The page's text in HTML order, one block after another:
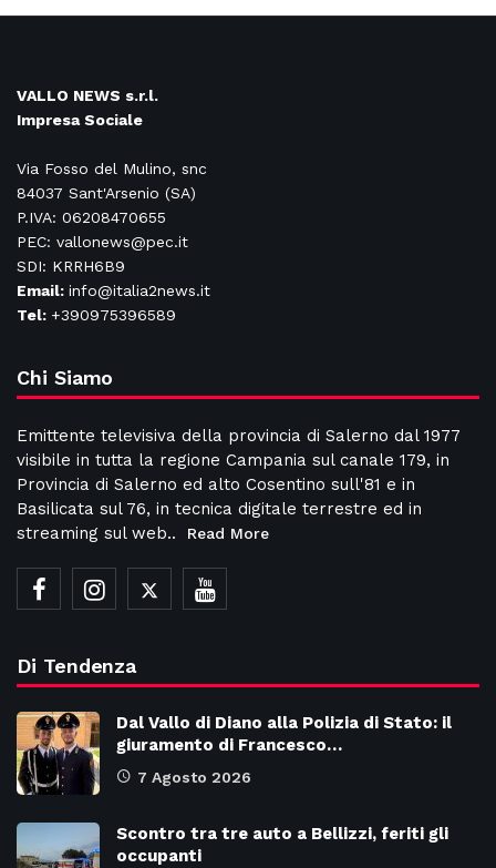
VALLO NEWS s.r.l.
Impresa Sociale
Via Fosso del Mulino, snc
84037 Sant'Arsenio (SA)
P.IVA: 06208470655
PEC: vallonews@pec.it
SDI: KRRH6B9
Email: info@italia2news.it
Tel: +390975396589
Chi Siamo
Emittente televisiva della provincia di Salerno dal 1977
visibile in tutta la regione Campania sul canale 179, in
Provincia di Salerno ed alto Cosentino sull'81 e in
Basilicata sul 76, in tecnica digitale terrestre ed in
streaming sul web..
Read More
Di Tendenza
Dal Vallo di Diano alla Polizia di Stato: il
giuramento di Francesco…
7 Agosto 2026
Scontro tra tre auto a Bellizzi, feriti gli
occupanti